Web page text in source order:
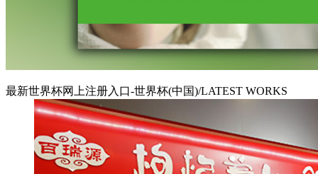
最新世界杯网上注册入口-世界杯(中国)/LATEST WORKS